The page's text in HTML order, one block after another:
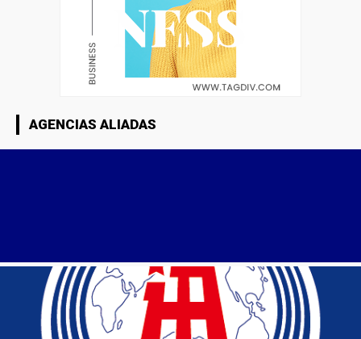
AGENCIAS ALIADAS